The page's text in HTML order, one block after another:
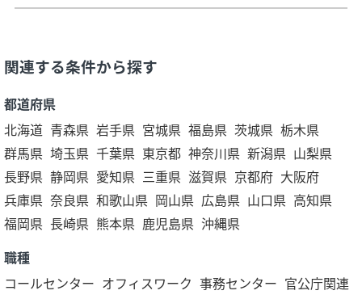
関連する条件から探す
都道府県
北海道 青森県 岩手県 宮城県 福島県 茨城県 栃木県
群馬県 埼玉県 千葉県 東京都 神奈川県 新潟県 山梨県
長野県 静岡県 愛知県 三重県 滋賀県 京都府 大阪府
兵庫県 奈良県 和歌山県 岡山県 広島県 山口県 高知県
福岡県 長崎県 熊本県 鹿児島県 沖縄県
職種
コールセンター
オフィスワーク 事務センター
官公庁関連